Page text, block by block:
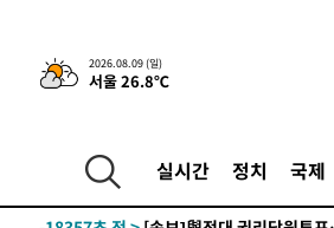
2026.08.09 (일)
서울 26.8℃
실시간 정치 국제
-24211초 전 >이강인 ATM 입단식에 '상
-23207초 전 >태풍 돌핀, 중 저장성 타이저
-19183초 전 >
[속보]與 강원·TK 당원투
44.40%
-18517초 전 >
44.53%